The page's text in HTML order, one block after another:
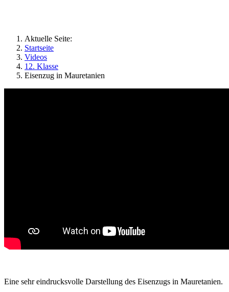
Aktuelle Seite:
Startseite
Videos
12. Klasse
Eisenzug in Mauretanien
Eine sehr eindrucksvolle Darstellung des Eisenzugs in Mauretanien.